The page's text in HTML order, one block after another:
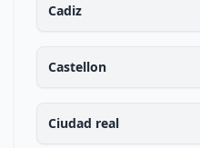
Cadiz
Castellon
Ciudad real